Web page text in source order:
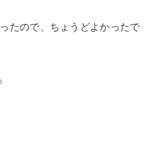
たので、ちょうどよかったで